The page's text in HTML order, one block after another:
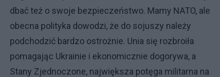
dbać też o swoje bezpieczeństwo. Mamy NATO, ale
obecna polityka dowodzi, że do sojuszy należy
podchodzić bardzo ostrożnie. Unia się rozbroiła
pomagając Ukrainie i ekonomicznie dogorywa, a
Stany Zjednoczone, największa potęga militarna na